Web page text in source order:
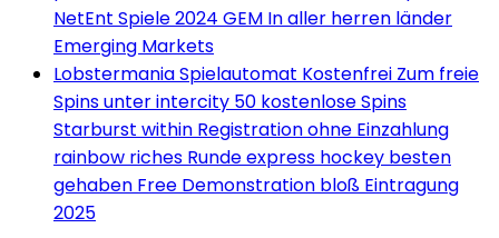
NetEnt Spiele 2024 GEM In aller herren länder
Emerging Markets
Lobstermania Spielautomat Kostenfrei Zum freie
Spins unter intercity 50 kostenlose Spins
Starburst within Registration ohne Einzahlung
rainbow riches Runde express hockey besten
gehaben Free Demonstration bloß Eintragung
2025